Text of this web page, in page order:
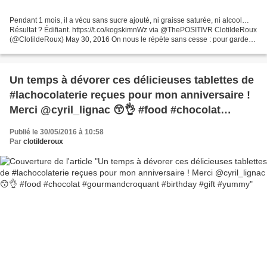
Pendant 1 mois, il a vécu sans sucre ajouté, ni graisse saturée, ni alcool…
Résultat ? Édifiant. https://t.co/kogskimnWz via @ThePOSITIVR ClotildeRoux
(@ClotildeRoux) May 30, 2016 On nous le répète sans cesse : pour garder
Un temps à dévorer ces délicieuses tablettes de
#lachocolaterie reçues pour mon anniversaire !
Merci @cyril_lignac 😙👌 #food #chocolat
Publié le 30/05/2016 à 10:58
Par clotilderoux